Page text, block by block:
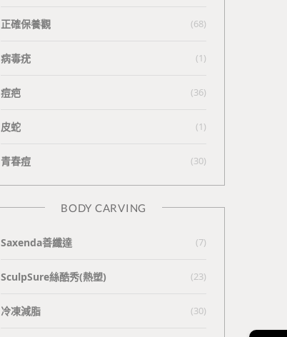
正確保養觀 (68)
病毒疣 (1)
痘疤 (36)
皮蛇 (1)
青春痘 (30)
BODY CARVING
Saxenda善纖達 (7)
SculpSure絲酷秀(熱塑) (23)
冷凍減脂 (30)